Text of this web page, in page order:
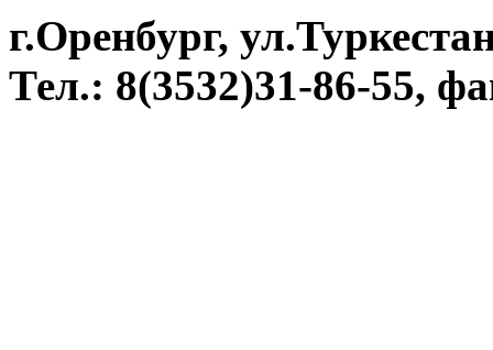
г.Оренбург,
Тел.: 8(3532)31-86-55,